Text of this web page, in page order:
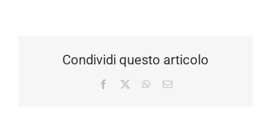
Condividi questo articolo
Facebook WhatsApp
Email